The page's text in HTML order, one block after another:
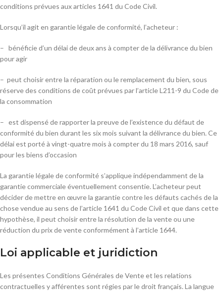
conditions prévues aux articles 1641 du Code Civil.
Lorsqu’il agit en garantie légale de conformité, l’acheteur :
– bénéficie d’un délai de deux ans à compter de la délivrance du bien
pour agir
– peut choisir entre la réparation ou le remplacement du bien, sous
réserve des conditions de coût prévues par l’article L211-9 du Code de
la consommation
– est dispensé de rapporter la preuve de l’existence du défaut de
conformité du bien durant les six mois suivant la délivrance du bien. Ce
délai est porté à vingt-quatre mois à compter du 18 mars 2016, sauf
pour les biens d’occasion
La garantie légale de conformité s’applique indépendamment de la
garantie commerciale éventuellement consentie. L’acheteur peut
décider de mettre en œuvre la garantie contre les défauts cachés de la
chose vendue au sens de l’article 1641 du Code Civil et que dans cette
hypothèse, il peut choisir entre la résolution de la vente ou une
réduction du prix de vente conformément à l’article 1644.
Loi applicable et juridiction
Les présentes Conditions Générales de Vente et les relations
contractuelles y afférentes sont régies par le droit français. La langue